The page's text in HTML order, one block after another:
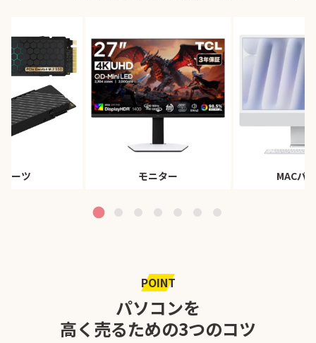
ーツ モニター MACパ
POINT
パソコンを
高く売るための3つのコツ